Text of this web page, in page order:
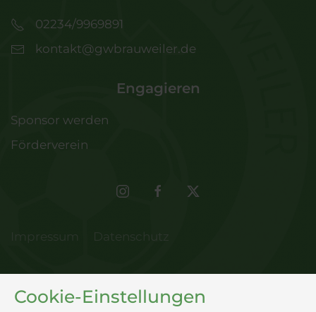
02234/9969891
kontakt@gwbrauweiler.de
Engagieren
Sponsor werden
Förderverein
Cookie-Einstellungen